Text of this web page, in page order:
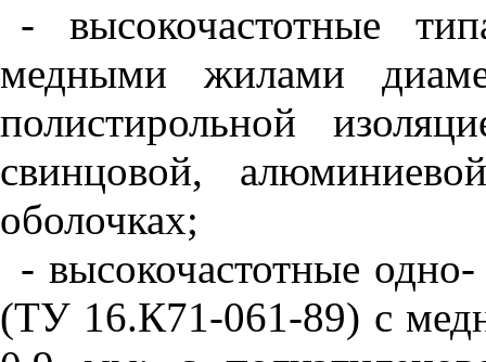
- высокочастотные
медными жилами
полистирольной
свинцовой,
оболочках;
- высокочастотные
(ТУ 16.К71-061-89) с